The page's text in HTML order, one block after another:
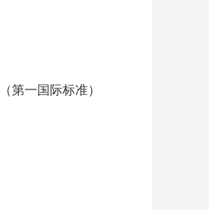
一国际标准）